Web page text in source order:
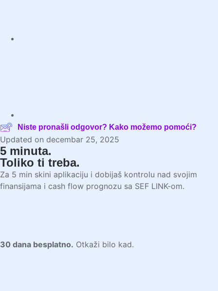
Niste pronašli odgovor? Kako možemo pomoći?
Updated on decembar 25, 2025
5 minuta.
Toliko ti treba.
Za 5 min skini aplikaciju i dobijaš kontrolu nad svojim
finansijama i cash flow prognozu sa SEF LINK-om.
30 dana besplatno. Otkaži bilo kad.